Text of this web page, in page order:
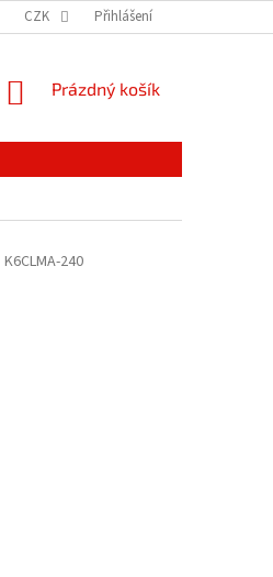
NOVINKY
CZK Přihlášení
NÁKUPNÍ
Prázdný košík
K6CLMA-240